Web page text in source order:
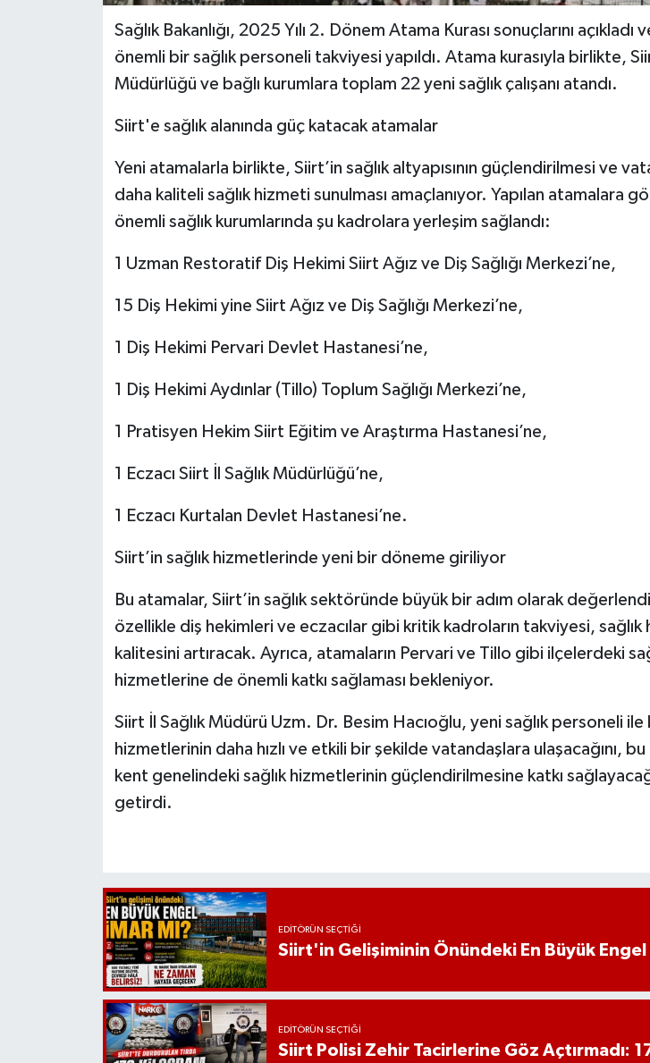
Sağlık Bakanlığı, 2025 Yılı 2. Dönem Atama Kurası sonuçlarını açıkladı
önemli bir sağlık personeli takviyesi yapıldı. Atama kurasıyla birlikte,
Müdürlüğü ve bağlı kurumlara toplam 22 yeni sağlık çalışanı atandı.
Siirt'e sağlık alanında güç katacak atamalar
Yeni atamalarla birlikte, Siirt’in sağlık altyapısının güçlendirilmesi ve
daha kaliteli sağlık hizmeti sunulması amaçlanıyor. Yapılan atamalara
önemli sağlık kurumlarında şu kadrolara yerleşim sağlandı:
1 Uzman Restoratif Diş Hekimi Siirt Ağız ve Diş Sağlığı Merkezi’ne,
15 Diş Hekimi yine Siirt Ağız ve Diş Sağlığı Merkezi’ne,
1 Diş Hekimi Pervari Devlet Hastanesi’ne,
1 Diş Hekimi Aydınlar (Tillo) Toplum Sağlığı Merkezi’ne,
1 Pratisyen Hekim Siirt Eğitim ve Araştırma Hastanesi’ne,
1 Eczacı Siirt İl Sağlık Müdürlüğü’ne,
1 Eczacı Kurtalan Devlet Hastanesi’ne.
Siirt’in sağlık hizmetlerinde yeni bir döneme giriliyor
Bu atamalar, Siirt’in sağlık sektöründe büyük bir adım olarak
özellikle diş hekimleri ve eczacılar gibi kritik kadroların takviyesi, sağlık
kalitesini artıracak. Ayrıca, atamaların Pervari ve Tillo gibi ilçelerdeki
hizmetlerine de önemli katkı sağlaması bekleniyor.
Siirt İl Sağlık Müdürü Uzm. Dr. Besim Hacıoğlu, yeni sağlık personeli ile
hizmetlerinin daha hızlı ve etkili bir şekilde vatandaşlara ulaşacağını, bu
kent genelindeki sağlık hizmetlerinin güçlendirilmesine katkı
getirdi.
EDITÖRÜN SEÇTIĞI
Siirt'in Gelişiminin Önündeki En Büyük Engel
EDITÖRÜN SEÇTIĞI
Siirt Polisi Zehir Tacirlerine Göz Açtırmadı: